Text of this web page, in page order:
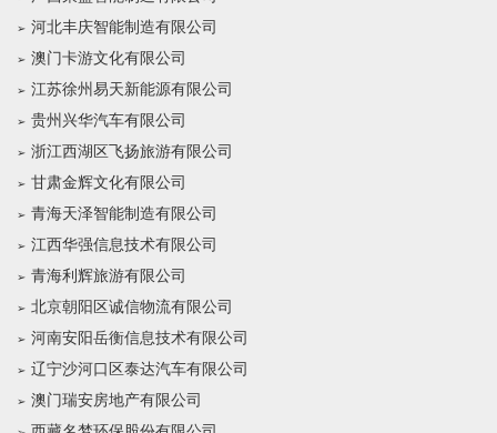
河北丰庆智能制造有限公司
澳门卡游文化有限公司
江苏徐州易天新能源有限公司
贵州兴华汽车有限公司
浙江西湖区飞扬旅游有限公司
甘肃金辉文化有限公司
青海天泽智能制造有限公司
江西华强信息技术有限公司
青海利辉旅游有限公司
北京朝阳区诚信物流有限公司
河南安阳岳衡信息技术有限公司
辽宁沙河口区泰达汽车有限公司
澳门瑞安房地产有限公司